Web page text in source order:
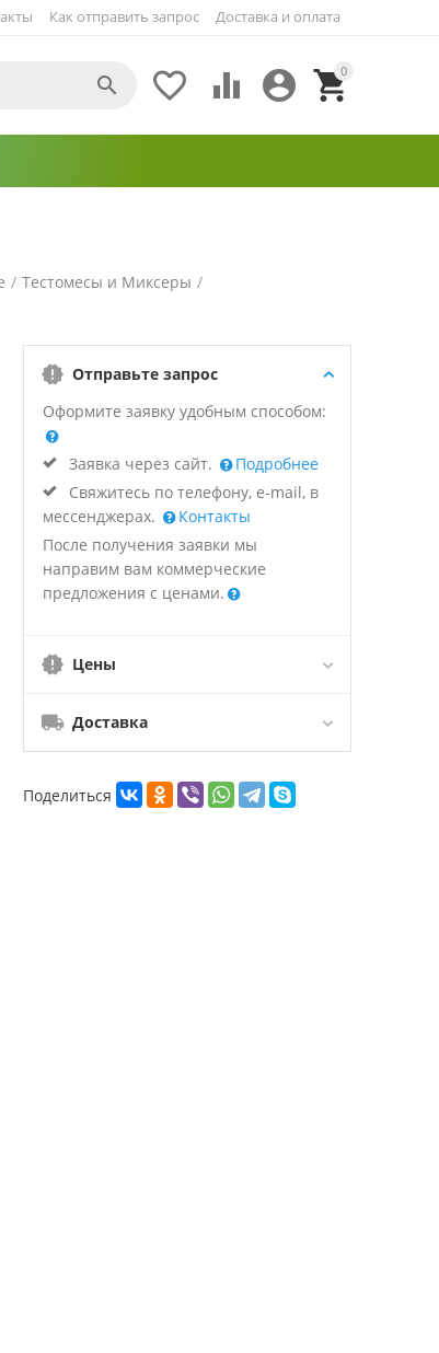
Как отправить запрос Доставка и оплата
0


 

/ Тестомесы и Миксеры /
Отправьте запрос
Оформите заявку удобным способом:
Заявка через сайт.
Подробнее
Свяжитесь по телефону, e-mail, в
мессенджерах.
Контакты
После получения заявки мы
направим вам коммерческие
предложения с ценами.
Цены
Доставка
Поделиться